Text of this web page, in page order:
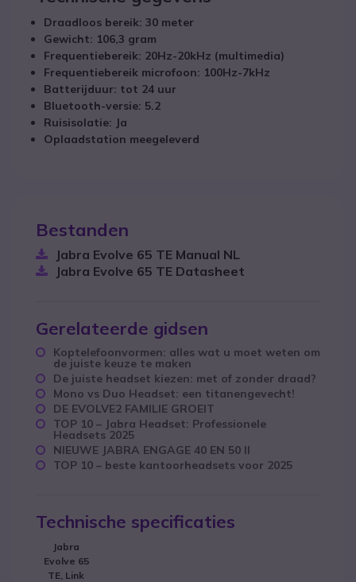
Draadloos bereik: 30 meter
Gewicht: 106,3 gram
Frequentiebereik: 20Hz-20kHz (multimedia)
Frequentiebereik microfoon: 100Hz-7kHz
Batterijduur: tot 24 uur
Bluetooth-versie: 5.2
Ruisisolatie: Ja
Oplaadstation meegeleverd
Bestanden
Jabra Evolve 65 TE Manual NL
Jabra Evolve 65 TE Datasheet
Gerelateerde gidsen
Koptelefoonvormen: alles wat u moet weten om
de juiste keuze te maken
De juiste headset kiezen: met of zonder draad?
Mono vs Duo Headset: een titanengevecht!
DE EVOLVE2 FAMILIE GROEIT
TOP 10 – Jabra Headset: Professionele
Headsets 2025
NIEUWE JABRA ENGAGE 40 EN 50 II
TOP 10 – beste kantoorheadsets voor 2025
Technische specificaties
Jabra
Evolve 65
TE, Link